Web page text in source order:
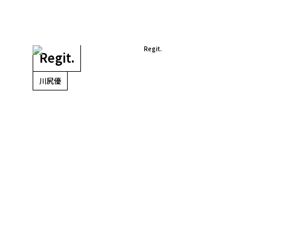
Regit.
川尻優